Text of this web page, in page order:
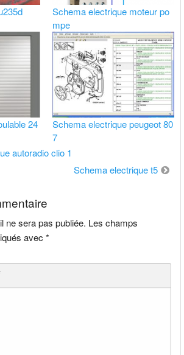
Schema electrique moteur po
mpe
24
Schema electrique peugeot 80
7
autoradio clio 1
Schema electrique t5
ne sera pas publiée. Les champs
avec*